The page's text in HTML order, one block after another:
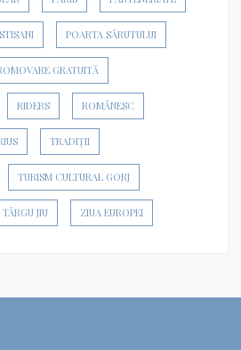
POARTA SĂRUTULUI
GRATUITĂ
RIDERS ROMÂNESC
TRADIȚII
TURISM CULTURAL GORJ
TÂRGU JIU ZIUA EUROPEI